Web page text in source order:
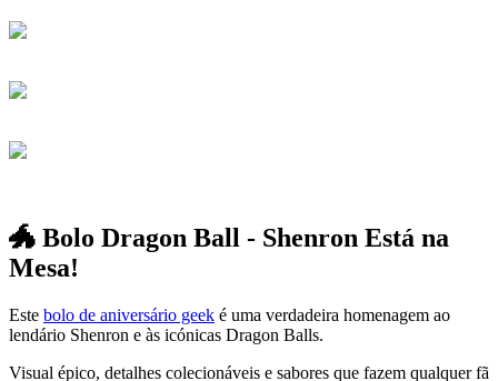
🐲 Bolo Dragon Ball - Shenron Está na
Mesa!
Este bolo de aniversário geek é uma verdadeira homenagem ao
lendário Shenron e às icónicas Dragon Balls.
Visual épico, detalhes colecionáveis e sabores que fazem qualquer fã